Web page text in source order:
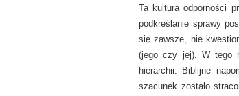
Ta kultura odporności
podkreślanie sprawy
się zawsze, nie
(jego czy jej). W tego
hierarchii. Biblijne
szacunek zostało